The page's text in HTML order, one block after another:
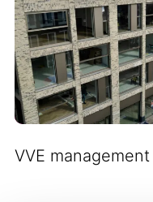
VVE management